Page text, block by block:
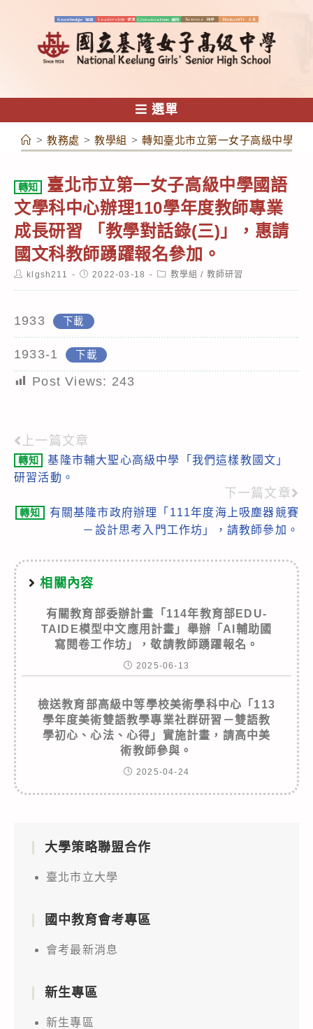
容
選單
> 教務處 > 教學組 > 轉知臺北市立第一女子高級中學國
轉知
臺北市立第一女子高級中學國語
文學科中心辦理110學年度教師專業
成長研習 「教學對話錄(三)」，惠請
國文科教師踴躍報名參加。
Postklgsh211
Post2022-03-18
Post教學組 / 教師研習
1933 下載
1933-1 下載
Post Views: 243
Read
more
上一篇文章
轉知
基隆市輔大聖心高級中學「我們這樣教國文」
研習活動。
下一篇文章
轉知
有關基隆市政府辦理「111年度海上吸塵器競賽
－設計思考入門工作坊」，請教師參加。
相關內容
有關教育部委辦計畫「114年教育部EDU-
TAIDE模型中文應用計畫」舉辦「AI輔助國
寫閱卷工作坊」，敬請教師踴躍報名。
2025-06-13
檢送教育部高級中等學校美術學科中心「113
學年度美術雙語教學專業社群研習－雙語教
學初心、心法、心得」實施計畫，請高中美
術教師參與。
2025-04-24
大學策略聯盟合作
臺北市立大學
國中教育會考專區
會考最新消息
新生專區
新生專區